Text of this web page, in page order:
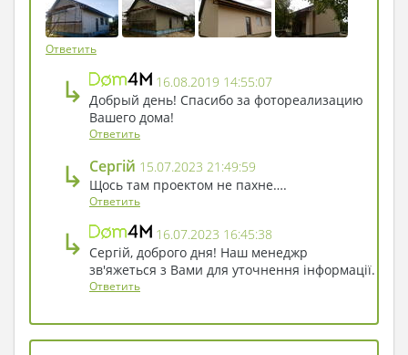
в новенький дом. Собрались соседи на
новоселье, домик рассматривают да
получилось! Тузик дернул себя за усы и решил,
что следующим летом сад вокруг дома разобьет.
Ответить
↳
16.08.2019 14:55:07
Добрый день! Спасибо за фотореализацию
Вашего дома!
Ответить
↳ Сергій 15.07.2023 21:49:59
Щось там проектом не пахне….
Ответить
↳
16.07.2023 16:45:38
Сергій, доброго дня! Наш менеджр
зв'яжеться з Вами для уточнення інформації.
Ответить